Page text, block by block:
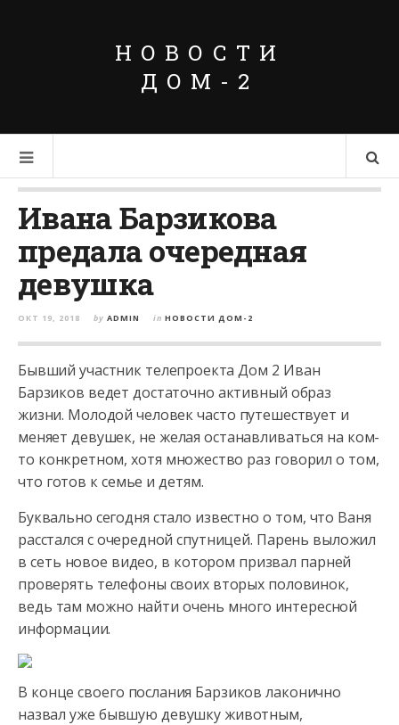
НОВОСТИ
ДОМ-2
Ивана Барзикова
предала очередная
девушка
ОКТ 19, 2018 by ADMIN in НОВОСТИ ДОМ-2
Бывший участник телепроекта Дом 2 Иван
Барзиков ведет достаточно активный образ
жизни. Молодой человек часто путешествует и
меняет девушек, не желая останавливаться на ком-
то конкретном, хотя множество раз говорил о том,
что готов к семье и детям.
Буквально сегодня стало известно о том, что Ваня
расстался с очередной спутницей. Парень выложил
в сеть новое видео, в котором призвал парней
проверять телефоны своих вторых половинок,
ведь там можно найти очень много интересной
информации.
В конце своего послания Барзиков лаконично
назвал уже бывшую девушку животным,